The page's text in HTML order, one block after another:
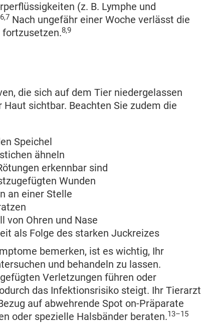
(z. B. Lymphe und
Nach ungefähr einer Woche verlässt die
fortzusetzen.8,9
die sich auf dem Tier niedergelassen
sichtbar. Beachten Sie zudem die
Speichel
ähneln
erkennbar sind
Wunden
an einer Stelle
von Ohren und Nase
als Folge des starken Juckreizes
bemerken, ist es wichtig, Ihr
und behandeln zu lassen.
Verletzungen führen oder
das Infektionsrisiko steigt. Ihr Tierarzt
auf abwehrende Spot on-Präparate
oder spezielle Halsbänder beraten.13–15